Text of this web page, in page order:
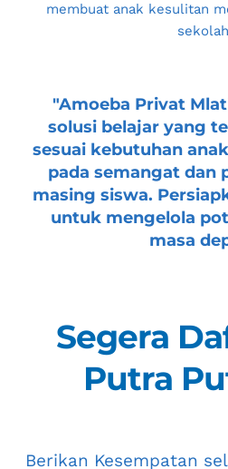
membuat anak kesulitan
sekolah
"Amoeba Privat
solusi belajar yang
sesuai kebutuhan
pada semangat dan
masing siswa.
untuk mengelola
masa
Segera
Putra